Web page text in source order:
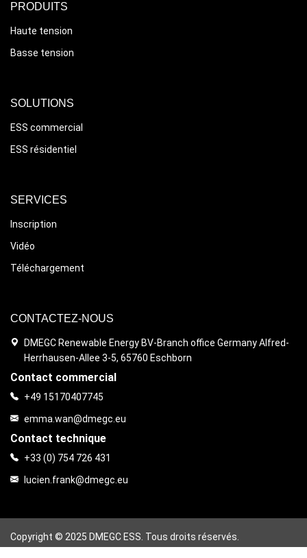
PRODUITS
Haute tension
Basse tension
SOLUTIONS
ESS commercial
ESS résidentiel
SERVICES
Inscription
Vidéo
Téléchargement
CONTACTEZ-NOUS
DMEGC Renewable Energy BV-Branch office Germany Alfred-
Herrhausen-Allee 3-5, 65760 Eschborn
Contact commercial
+49 15170407745
emma.wan@dmegc.eu
Contact technique
+33 (0) 754 726 431
lucien.frank@dmegc.eu
Copyright © 2025 DMEGC ESS. Tous droits réservés.